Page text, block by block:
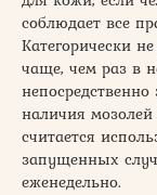
соблюдает все
Категорически
чаще, чем раз в
наличия
считается
запущенных
еженедельно.